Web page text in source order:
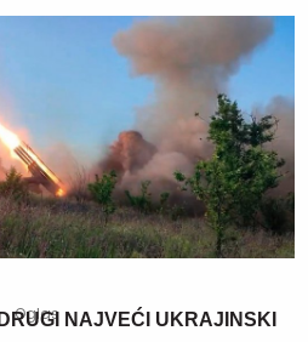
NAJVEĆI UKRAJINSKI